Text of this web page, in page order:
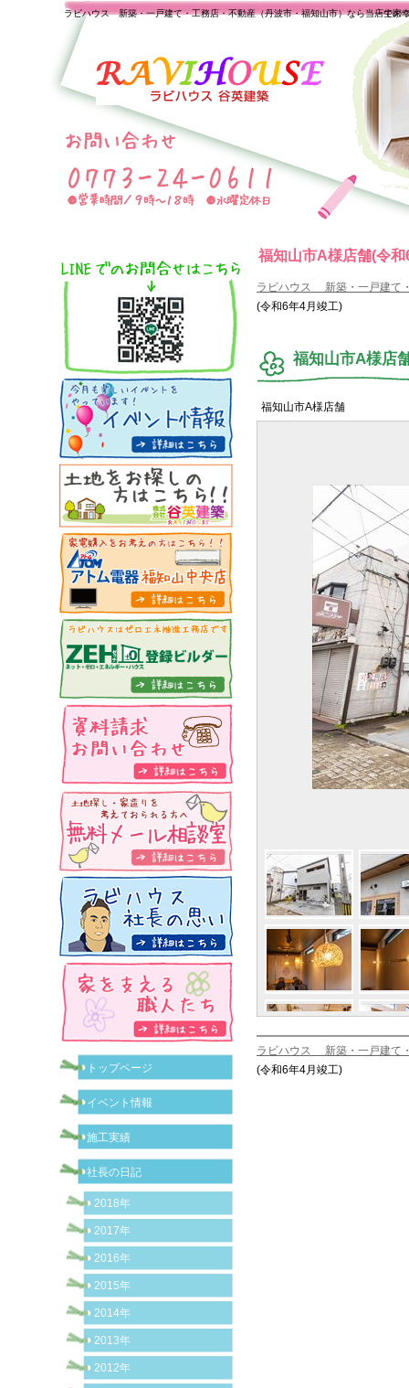
福知山市A様店舗(令
一生の
ラビハウス 新築・一戸建て・工務店・不動産（丹波市・福知山市）なら当店で家
ラビハウス 新築・一戸建て
(令和6年4月竣工)
福知山市A様店
福知山市A様店舗
ラビハウス 新築・一戸建て
(令和6年4月竣工)
トップページ
イベント情報
施工実績
社長の日記
2018年
2017年
2016年
2015年
2014年
2013年
2012年